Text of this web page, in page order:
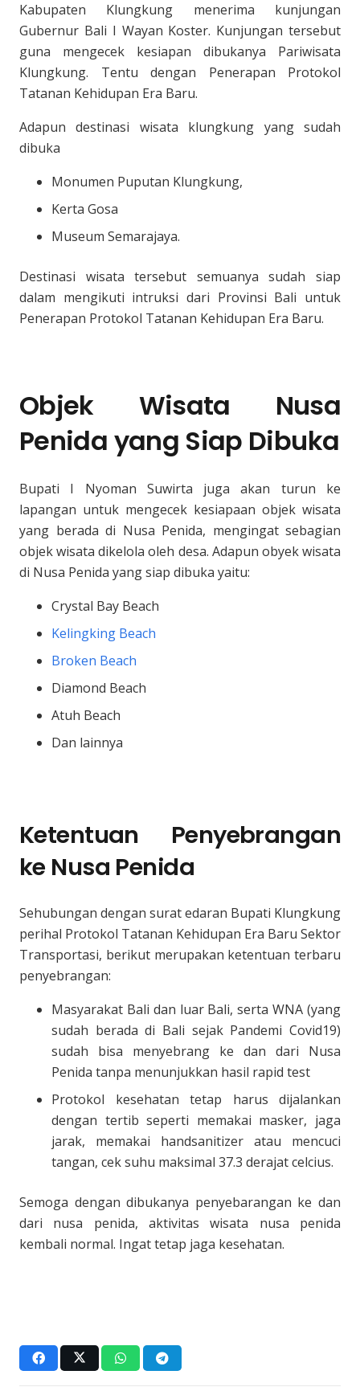
Kabupaten Klungkung menerima kunjungan
Gubernur Bali I Wayan Koster. Kunjungan tersebut
guna mengecek kesiapan dibukanya Pariwisata
Klungkung. Tentu dengan Penerapan Protokol
Tatanan Kehidupan Era Baru.
Adapun destinasi wisata klungkung yang sudah
dibuka
Monumen Puputan Klungkung,
Kerta Gosa
Museum Semarajaya.
Destinasi wisata tersebut semuanya sudah siap
dalam mengikuti intruksi dari Provinsi Bali untuk
Penerapan Protokol Tatanan Kehidupan Era Baru.
Objek Wisata Nusa
Penida yang Siap Dibuka
Bupati I Nyoman Suwirta juga akan turun ke
lapangan untuk mengecek kesiapaan objek wisata
yang berada di Nusa Penida, mengingat sebagian
objek wisata dikelola oleh desa. Adapun obyek wisata
di Nusa Penida yang siap dibuka yaitu:
Crystal Bay Beach
Kelingking Beach
Broken Beach
Diamond Beach
Atuh Beach
Dan lainnya
Ketentuan Penyebrangan
ke Nusa Penida
Sehubungan dengan surat edaran Bupati Klungkung
perihal Protokol Tatanan Kehidupan Era Baru Sektor
Transportasi, berikut merupakan ketentuan terbaru
penyebrangan:
Masyarakat Bali dan luar Bali, serta WNA (yang
sudah berada di Bali sejak Pandemi Covid19)
sudah bisa menyebrang ke dan dari Nusa
Penida tanpa menunjukkan hasil rapid test
Protokol kesehatan tetap harus dijalankan
dengan tertib seperti memakai masker, jaga
jarak, memakai handsanitizer atau mencuci
tangan, cek suhu maksimal 37.3 derajat celcius.
Semoga dengan dibukanya penyebarangan ke dan
dari nusa penida, aktivitas wisata nusa penida
kembali normal. Ingat tetap jaga kesehatan.